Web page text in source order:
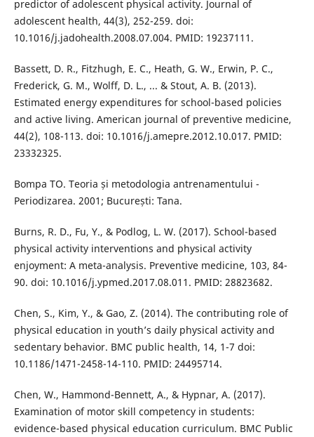
predictor of adolescent physical activity. Journal of
adolescent health, 44(3), 252-259. doi:
10.1016/j.jadohealth.2008.07.004. PMID: 19237111.
Bassett, D. R., Fitzhugh, E. C., Heath, G. W., Erwin, P. C.,
Frederick, G. M., Wolff, D. L., ... & Stout, A. B. (2013).
Estimated energy expenditures for school-based policies
and active living. American journal of preventive medicine,
44(2), 108-113. doi: 10.1016/j.amepre.2012.10.017. PMID:
23332325.
Bompa TO. Teoria și metodologia antrenamentului -
Periodizarea. 2001; București: Tana.
Burns, R. D., Fu, Y., & Podlog, L. W. (2017). School-based
physical activity interventions and physical activity
enjoyment: A meta-analysis. Preventive medicine, 103, 84-
90. doi: 10.1016/j.ypmed.2017.08.011. PMID: 28823682.
Chen, S., Kim, Y., & Gao, Z. (2014). The contributing role of
physical education in youth’s daily physical activity and
sedentary behavior. BMC public health, 14, 1-7 doi:
10.1186/1471-2458-14-110. PMID: 24495714.
Chen, W., Hammond-Bennett, A., & Hypnar, A. (2017).
Examination of motor skill competency in students:
evidence-based physical education curriculum. BMC Public